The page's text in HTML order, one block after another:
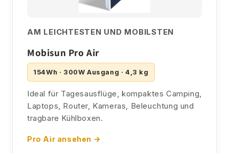
AM LEICHTESTEN UND MOBILSTEN
Mobisun Pro Air
154Wh · 300W Ausgang · 4,3 kg
Ideal für Tagesausflüge, kompaktes Camping,
Laptops, Router, Kameras, Beleuchtung und
tragbare Kühlboxen.
Pro Air ansehen →